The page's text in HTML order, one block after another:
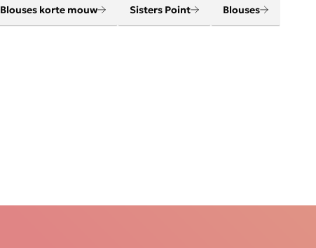
Blouses korte mouw Sisters Point Blouses